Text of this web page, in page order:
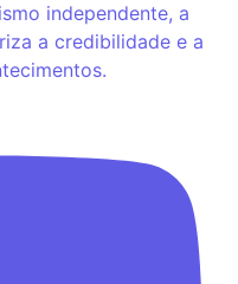
independente, a
a credibilidade e a